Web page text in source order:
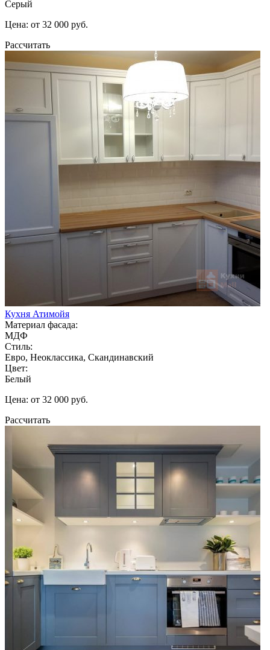
Серый
Цена: от 32 000 руб.
Рассчитать
Кухня Атимойя
Материал фасада:
МДФ
Стиль:
Евро, Неоклассика, Скандинавский
Цвет:
Белый
Цена: от 32 000 руб.
Рассчитать